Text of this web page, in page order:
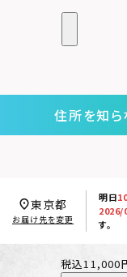
住所を知ら
明日
2026/
す。
東京都
お届け先を変更
税込11,000